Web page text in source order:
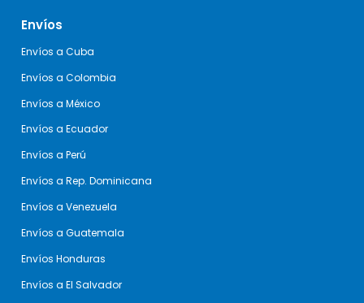
elegida y nosotros nos encargamos del resto,
asegurando que tu envío llegue a su destino.
Envíos
Envíos a Cuba
Envíos a Colombia
Envíos a México
Envíos a Ecuador
Envíos a Perú
Envíos a Rep. Dominicana
Envíos a Venezuela
Envíos a Guatemala
Envíos Honduras
Envíos a El Salvador